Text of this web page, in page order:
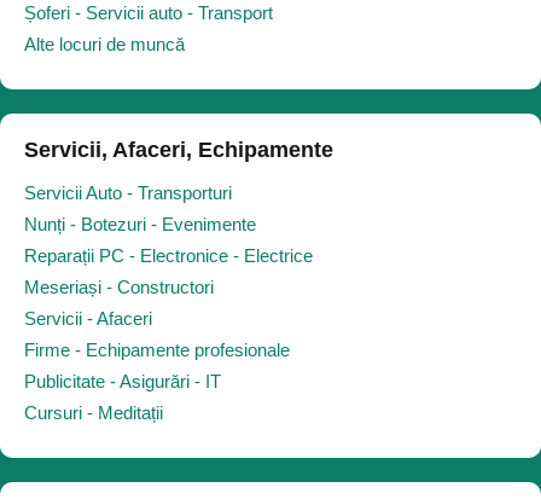
Șoferi - Servicii auto - Transport
Alte locuri de muncă
Servicii, Afaceri, Echipamente
Servicii Auto - Transporturi
Nunți - Botezuri - Evenimente
Reparații PC - Electronice - Electrice
Meseriași - Constructori
Servicii - Afaceri
Firme - Echipamente profesionale
Publicitate - Asigurări - IT
Cursuri - Meditații